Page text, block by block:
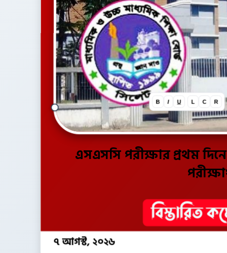
এসএসসি পরীক্ষার প্রথম
৭ আগস্ট, ২০২৬
B I U L C R